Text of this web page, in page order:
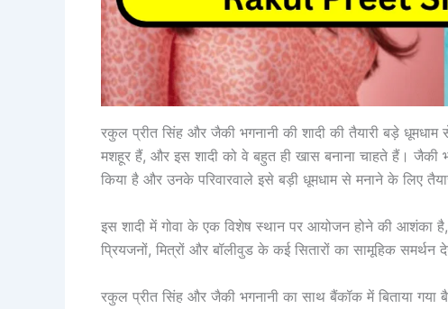
रकुल प्रीत सिंह और जैकी भगनानी की शादी की तैयारी बड़े
मशहूर हैं, और इस शादी को वे बहुत ही खास बनाना चाहते हैं। जैकी
किया है और उनके परिवारवाले इसे बड़ी धूमधाम से मनाने के लिए
इस शादी में गोवा के एक विशेष स्थान पर आयोजन होने की आशंका
प्रियजनों, मित्रों और बॉलीवुड के कई सितारों का सामूहिक
रकुल प्रीत सिंह और जैकी भगनानी का साथ बैंकॉक में बिताया